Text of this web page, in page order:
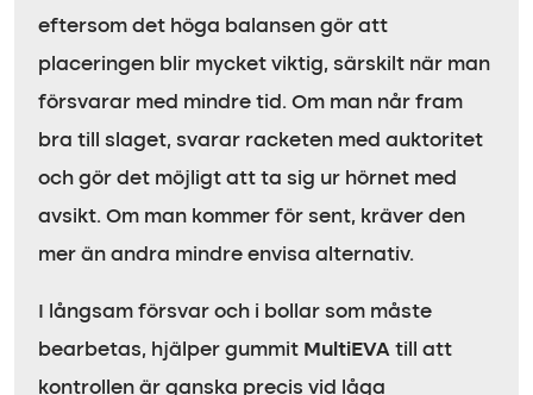
eftersom det höga balansen gör att
placeringen blir mycket viktig, särskilt när man
försvarar med mindre tid. Om man når fram
bra till slaget, svarar racketen med auktoritet
och gör det möjligt att ta sig ur hörnet med
avsikt. Om man kommer för sent, kräver den
mer än andra mindre envisa alternativ.
I långsam försvar och i bollar som måste
bearbetas, hjälper gummit MultiEVA till att
kontrollen är ganska precis vid låga